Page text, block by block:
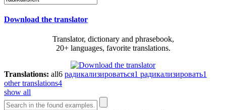
Download the translator
Translator, dictionary and phrasebook,
20+ languages, favorite translations.
Translations: all6 радикализироваться1 радикализировать1
other translations4
show all